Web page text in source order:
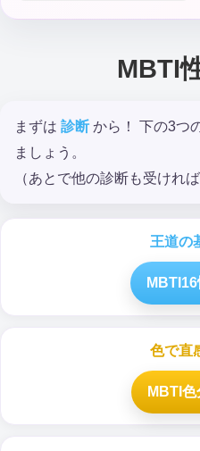
MBTI
まずは 診断 から！ 下の3つ
ましょう。
（あとで他の診断も受ければ
王道の
色で直
MBTI